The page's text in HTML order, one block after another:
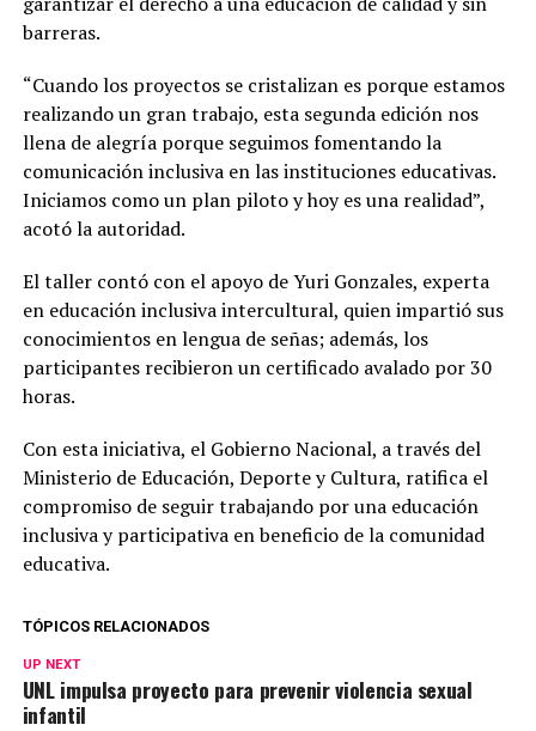
barreras.
“Cuando los proyectos se cristalizan es porque estamos
realizando un gran trabajo, esta segunda edición nos
llena de alegría porque seguimos fomentando la
comunicación inclusiva en las instituciones educativas.
Iniciamos como un plan piloto y hoy es una realidad”,
acotó la autoridad.
El taller contó con el apoyo de Yuri Gonzales, experta
en educación inclusiva intercultural, quien impartió sus
conocimientos en lengua de señas; además, los
participantes recibieron un certificado avalado por 30
horas.
Con esta iniciativa, el Gobierno Nacional, a través del
Ministerio de Educación, Deporte y Cultura, ratifica el
compromiso de seguir trabajando por una educación
inclusiva y participativa en beneficio de la comunidad
educativa.
TÓPICOS RELACIONADOS
UP NEXT
UNL impulsa proyecto para prevenir violencia sexual
infantil